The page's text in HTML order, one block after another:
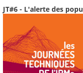
JT#6 - L'alerte des